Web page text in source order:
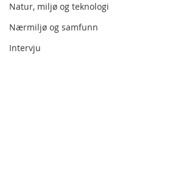
Natur, miljø og teknologi
Nærmiljø og samfunn
Intervju